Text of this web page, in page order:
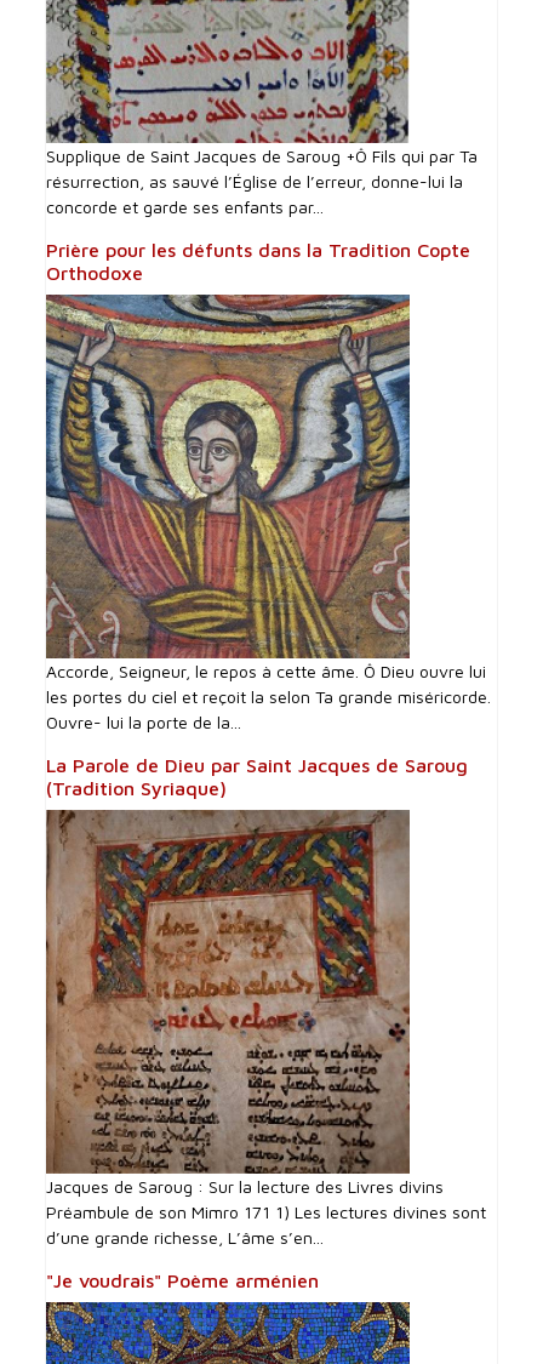
Supplique de Saint Jacques de Saroug +Ô Fils qui par Ta
résurrection, as sauvé l’Église de l’erreur, donne-lui la
concorde et garde ses enfants par...
Prière pour les défunts dans la Tradition Copte
Orthodoxe
Accorde, Seigneur, le repos à cette âme. Ô Dieu ouvre lui
les portes du ciel et reçoit la selon Ta grande miséricorde.
Ouvre- lui la porte de la...
La Parole de Dieu par Saint Jacques de Saroug
(Tradition Syriaque)
Jacques de Saroug : Sur la lecture des Livres divins
Préambule de son Mimro 171 1) Les lectures divines sont
d’une grande richesse, L’âme s’en...
"Je voudrais" Poème arménien